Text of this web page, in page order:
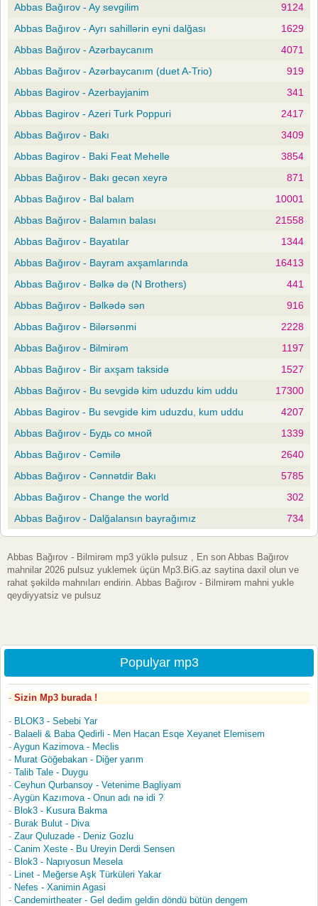
Abbas Bağırov - Ay sevgilim
9124
Abbas Bağırov - Ayrı sahillərin eyni dalğası
1629
Abbas Bağırov - Azərbaycanım
4071
Abbas Bağırov - Azərbaycanım (duet A-Trio)
919
Abbas Bagirov - Azerbayjanim
341
Abbas Bagirov - Azeri Turk Poppuri
2417
Abbas Bağırov - Bakı
3409
Abbas Bagirov - Baki Feat Mehelle
3854
Abbas Bağırov - Bakı gecən xeyrə
871
Abbas Bağırov - Bal balam
10001
Abbas Bağırov - Balamın balası
21558
Abbas Bağırov - Bayatılar
1344
Abbas Bağırov - Bayram axşamlarında
16413
Abbas Bağırov - Bəlkə də (N Brothers)
441
Abbas Bağırov - Bəlkədə sən
916
Abbas Bağırov - Bilərsənmi
2228
Abbas Bağırov - Bilmirəm
1197
Abbas Bağırov - Bir axşam taksidə
1527
Abbas Bağırov - Bu sevgidə kim uduzdu kim uddu
17300
Abbas Bagirov - Bu sevgide kim uduzdu, kum uddu
4207
Abbas Bağırov - Будь со мной
1339
Abbas Bağırov - Cəmilə
2640
Abbas Bağırov - Cənnətdir Bakı
5785
Abbas Bağırov - Change the world
302
Abbas Bağırov - Dalğalansın bayrağımız
734
Abbas Bağırov - Bilmirəm mp3 yüklə pulsuz , En son Abbas Bağırov
mahnilar 2026 pulsuz yuklemek üçün Mp3.BiG.az saytina daxil olun ve
rahat şəkildə mahnıları endirin. Abbas Bağırov - Bilmirəm mahni yukle
qeydiyyatsiz ve pulsuz
Populyar mp3
Sizin Mp3 burada !
BLOK3 - Sebebi Yar
Balaeli & Baba Qedirli - Men Hacan Esqe Xeyanet Elemisem
Aygun Kazimova - Meclis
Murat Göğebakan - Diğer yarım
Talib Tale - Duygu
Ceyhun Qurbansoy - Vetenime Bagliyam
Aygün Kazımova - Onun adı nə idi ?
Blok3 - Kusura Bakma
Burak Bulut - Diva
Zaur Quluzade - Deniz Gozlu
Canim Xeste - Bu Ureyin Derdi Sensen
Blok3 - Napıyosun Mesela
Linet - Meğerse Aşk Türküleri Yakar
Nefes - Xanimin Agasi
Candemirtheater - Gel dedim geldin döndü bütün dengem